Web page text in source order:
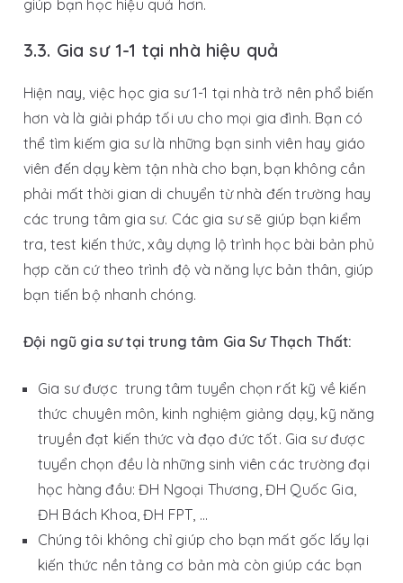
giúp bạn học hiệu quả hơn.
3.3. Gia sư 1-1 tại nhà hiệu quả
Hiện nay, việc học gia sư 1-1 tại nhà trở nên phổ biến
hơn và là giải pháp tối ưu cho mọi gia đình. Bạn có
thể tìm kiếm gia sư là những bạn sinh viên hay giáo
viên đến dạy kèm tận nhà cho bạn, bạn không cần
phải mất thời gian di chuyển từ nhà đến trường hay
các trung tâm gia sư. Các gia sư sẽ giúp bạn kiểm
tra, test kiến thức, xây dựng lộ trình học bài bản phủ
hợp căn cứ theo trình độ và năng lực bản thân, giúp
bạn tiến bộ nhanh chóng.
Đội ngũ gia sư tại trung tâm Gia Sư Thạch Thất:
Gia sư được trung tâm tuyển chọn rất kỹ về kiến
thức chuyên môn, kinh nghiệm giảng dạy, kỹ năng
truyền đạt kiến thức và đạo đức tốt. Gia sư được
tuyển chọn đều là những sinh viên các trường đại
học hàng đầu: ĐH Ngoại Thương, ĐH Quốc Gia,
ĐH Bách Khoa, ĐH FPT, …
Chúng tôi không chỉ giúp cho bạn mất gốc lấy lại
kiến thức nền tảng cơ bản mà còn giúp các bạn